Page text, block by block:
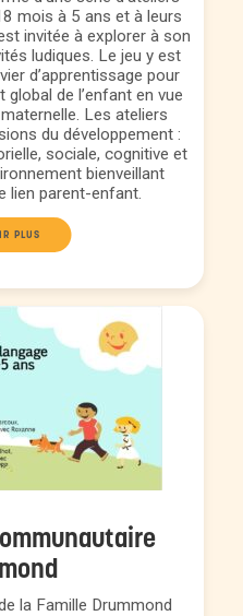
mois à 5 ans et à leurs
invitée à explorer à son
ludiques. Le jeu y est
d’apprentissage pour
de l’enfant en vue
Les ateliers
du développement :
sociale, cognitive et
bienveillant
lien parent-enfant.
PLUS
la Famille Drummond